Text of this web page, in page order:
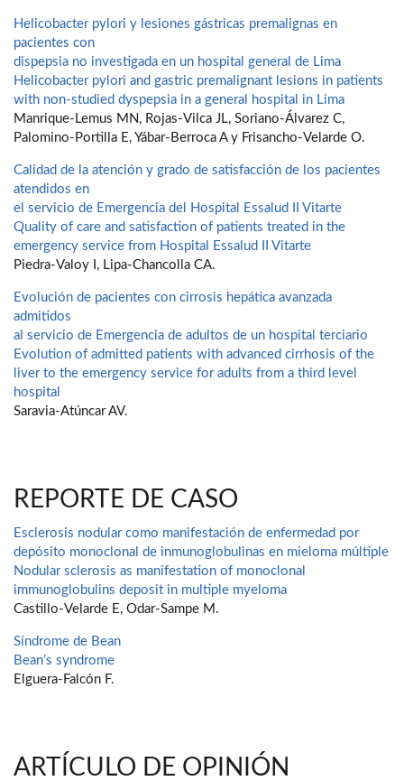
Helicobacter pylori y lesiones gástricas premalignas en
pacientes con
dispepsia no investigada en un hospital general de Lima
Helicobacter pylori and gastric premalignant lesions in patients
with non-studied dyspepsia in a general hospital in Lima
Manrique-Lemus MN, Rojas-Vilca JL, Soriano-Álvarez C,
Palomino-Portilla E, Yábar-Berroca A y Frisancho-Velarde O.
Calidad de la atención y grado de satisfacción de los pacientes
atendidos en
el servicio de Emergencia del Hospital Essalud II Vitarte
Quality of care and satisfaction of patients treated in the
emergency service from Hospital Essalud II Vitarte
Piedra-Valoy I, Lipa-Chancolla CA.
Evolución de pacientes con cirrosis hepática avanzada
admitidos
al servicio de Emergencia de adultos de un hospital terciario
Evolution of admitted patients with advanced cirrhosis of the
liver to the emergency service for adults from a third level
hospital
Saravia-Atúncar AV.
REPORTE DE CASO
Esclerosis nodular como manifestación de enfermedad por
depósito monoclonal de inmunoglobulinas en mieloma múltiple
Nodular sclerosis as manifestation of monoclonal
immunoglobulins deposit in multiple myeloma
Castillo-Velarde E, Odar-Sampe M.
Síndrome de Bean
Bean’s syndrome
Elguera-Falcón F.
ARTÍCULO DE OPINIÓN